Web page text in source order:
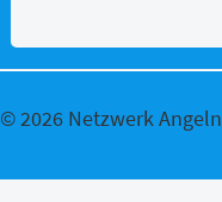
© 2026 Netzwerk Angeln